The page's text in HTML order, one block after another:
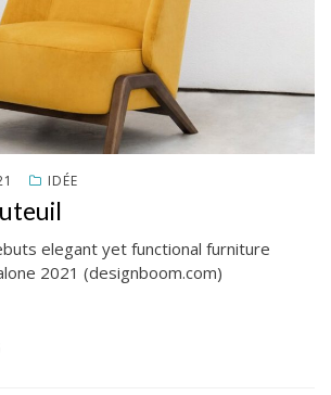
IDÉE
elegant yet functional furniture
2021 (designboom.com)